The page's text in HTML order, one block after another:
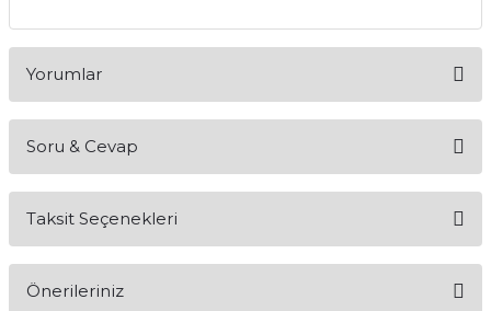
Yorumlar
Soru & Cevap
Taksit Seçenekleri
Önerileriniz